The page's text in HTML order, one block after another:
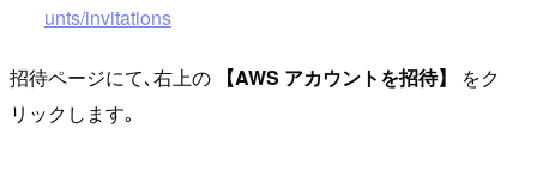
unts/invitations
招待ページにて､右上の 【AWS アカウントを招待】
をク
リックします｡